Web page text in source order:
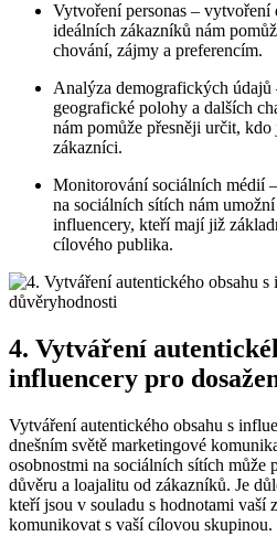
Vytvoření personas –
ideálních zákazníků nám
chování, zájmy a preferencím.
Analýza demografických
geografické polohy a dalších
nám pomůže přesněji určit,
zákazníci.
Monitorování sociálních médií
na sociálních sítích nám
influencery, kteří mají již
cílového publika.
4. Vytváření
influencery pro
Vytváření autentického obsahu s
dnešním světě marketingové
osobnostmi na sociálních sítích může
důvěru a loajalitu od zákazníků. Je
kteří jsou v souladu s hodnotami vaší
komunikovat s vaší cílovou skupinou.